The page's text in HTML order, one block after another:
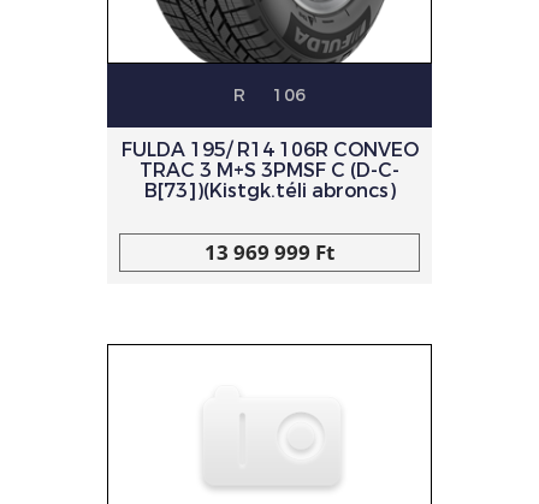
R 106
FULDA 195/ R14 106R CONVEO
TRAC 3 M+S 3PMSF C (D-C-
B[73])(Kistgk.téli abroncs)
13 969 999 Ft